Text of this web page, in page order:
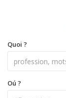
Quoi ?
Oú ?